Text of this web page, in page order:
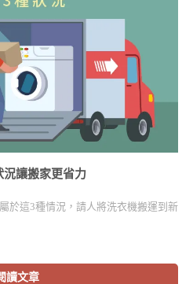
況讓搬家更省力
於這3種情況，請人將洗衣機搬運到新
讀文章